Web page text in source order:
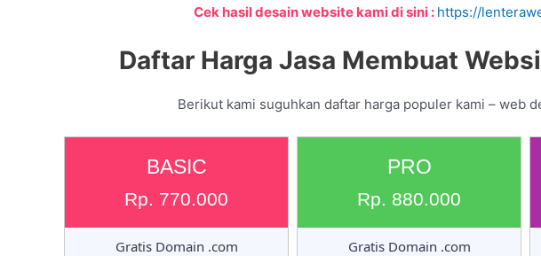
Cek hasil desain website kami di sini : https://
Daftar Harga Jasa Membuat
Berikut kami suguhkan daftar harga populer kami – web
BASIC
Rp. 770.000
Gratis Domain .com
PRO
Rp. 880.000
Gratis Domain .com